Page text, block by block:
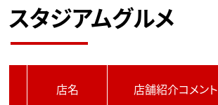
スタジアムグルメ
店名 店舗紹介コメント